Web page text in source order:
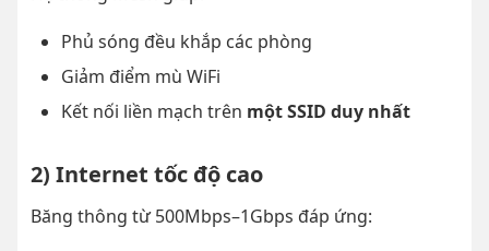
Phủ sóng đều khắp các phòng
Giảm điểm mù WiFi
Kết nối liền mạch trên một SSID duy nhất
2) Internet tốc độ cao
Băng thông từ 500Mbps–1Gbps đáp ứng: